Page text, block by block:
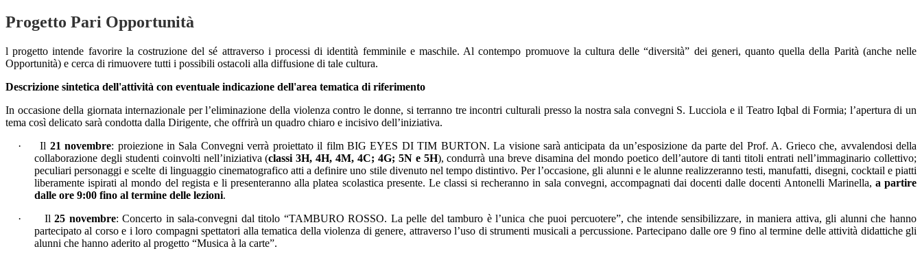
Progetto Pari Opportunità
l progetto intende favorire la costruzione del sé attraverso i processi di identità femminile e maschile. Al contempo promuove la cultura delle “diversità” dei generi, quanto quella della Parità (anche nelle
Opportunità) e cerca di rimuovere tutti i possibili ostacoli alla diffusione di tale cultura.
Descrizione sintetica dell'attività con eventuale indicazione dell'area tematica di riferimento
In occasione della giornata internazionale per l’eliminazione della violenza contro le donne, si terranno tre incontri culturali presso la nostra sala convegni S. Lucciola e il Teatro Iqbal di Formia; l’apertura di un
tema così delicato sarà condotta dalla Dirigente, che offrirà un quadro chiaro e incisivo dell’iniziativa.
·
Il 21 novembre: proiezione in Sala Convegni verrà proiettato il film BIG EYES DI TIM BURTON. La visione sarà anticipata da un’esposizione da parte del Prof. A. Grieco che, avvalendosi della
collaborazione degli studenti coinvolti nell’iniziativa (classi 3H, 4H, 4M, 4C; 4G; 5N e 5H), condurrà una breve disamina del mondo poetico dell’autore di tanti titoli entrati nell’immaginario collettivo;
peculiari personaggi e scelte di linguaggio cinematografico atti a definire uno stile divenuto nel tempo distintivo. Per l’occasione, gli alunni e le alunne realizzeranno testi, manufatti, disegni, cocktail e piatti
liberamente ispirati al mondo del regista e li presenteranno alla platea scolastica presente. Le classi si recheranno in sala convegni, accompagnati dai docenti dalle docenti Antonelli Marinella, a partire
dalle ore 9:00 fino al termine delle lezioni.
·
Il25 novembre: Concerto in sala-convegni dal titolo “TAMBURO ROSSO. La pelle del tamburo è l’unica che puoi percuotere”, che intende sensibilizzare, in maniera attiva, gli alunni che hanno
partecipato al corso e i loro compagni spettatori alla tematica della violenza di genere, attraverso l’uso di strumenti musicali a percussione. Partecipano dalle ore 9 fino al termine delle attività didattiche gli
alunni che hanno aderito al progetto “Musica à la carte”.